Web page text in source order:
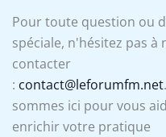
Pour toute question ou
spéciale, n'hésitez pas à
contacter
: contact@leforumfm.net
sommes ici pour vous
enrichir votre pratique